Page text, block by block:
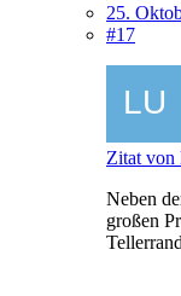
25.
#17
Zitat von
Neben
großen